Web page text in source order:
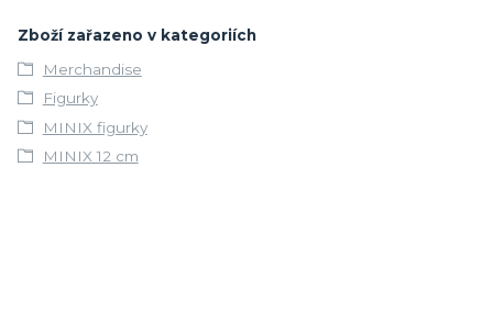
Zboží zařazeno v kategoriích
Merchandise
Figurky
MINIX figurky
MINIX 12 cm